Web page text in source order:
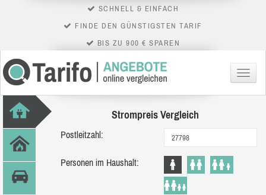
SCHNELL & EINFACH
FINDE DEN GÜNSTIGSTEN TARIF
BIS ZU 900 € SPAREN
Menü
Strompreis Vergleich
Postleitzahl:
Personen im Haushalt: